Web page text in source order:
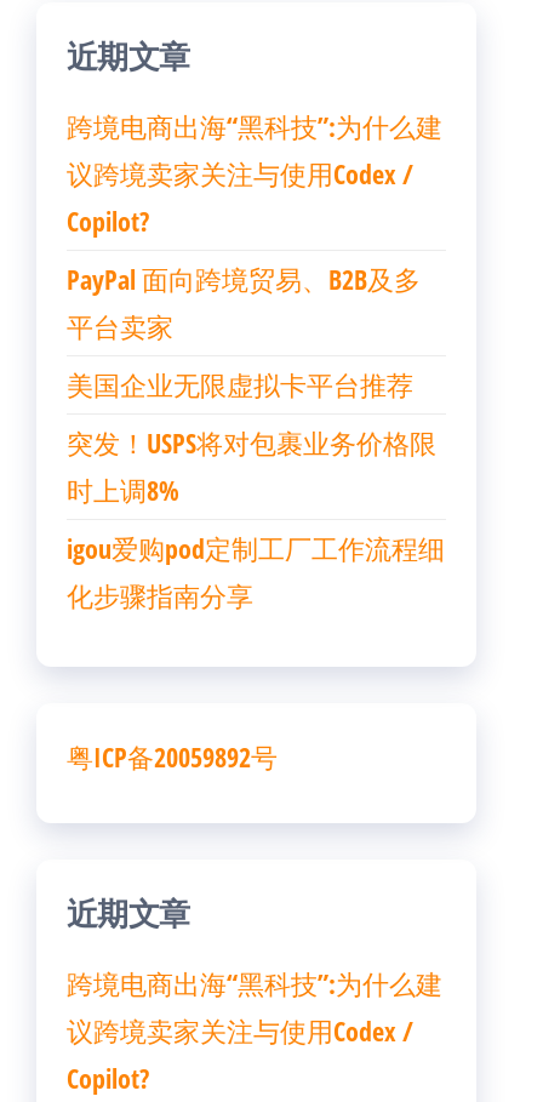
近期文章
跨境电商出海“黑科技”:为什么建
议跨境卖家关注与使用Codex /
Copilot?
PayPal 面向跨境贸易、B2B及多
平台卖家
美国企业无限虚拟卡平台推荐
突发！USPS将对包裹业务价格限
时上调8%
igou爱购pod定制工厂工作流程细
化步骤指南分享
粤ICP备20059892号
近期文章
跨境电商出海“黑科技”:为什么建
议跨境卖家关注与使用Codex /
Copilot?